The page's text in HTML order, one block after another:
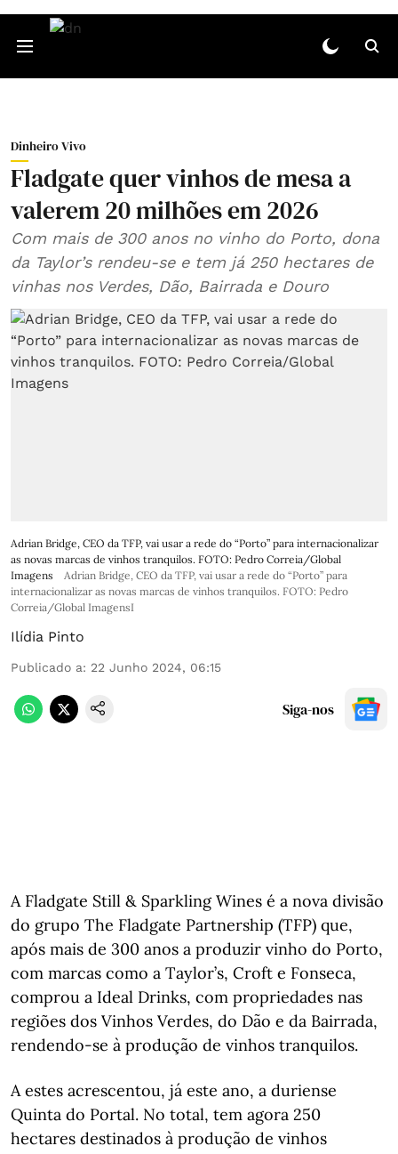
Dinheiro Vivo
Fladgate quer vinhos de mesa a
valerem 20 milhões em 2026
Com mais de 300 anos no vinho do Porto, dona
da Taylor’s rendeu-se e tem já 250 hectares de
vinhas nos Verdes, Dão, Bairrada e Douro
Adrian Bridge, CEO da TFP, vai usar a rede do “Porto” para internacionalizar
as novas marcas de vinhos tranquilos. FOTO: Pedro Correia/Global
Imagens
Adrian Bridge, CEO da TFP, vai usar a rede do “Porto” para
internacionalizar as novas marcas de vinhos tranquilos. FOTO: Pedro
Correia/Global ImagensI
Ilídia Pinto
Publicado a: 22 Junho 2024, 06:15
Siga-nos
A Fladgate Still & Sparkling Wines é a nova divisão
do grupo The Fladgate Partnership (TFP) que,
após mais de 300 anos a produzir vinho do Porto,
com marcas como a Taylor’s, Croft e Fonseca,
comprou a Ideal Drinks, com propriedades nas
regiões dos Vinhos Verdes, do Dão e da Bairrada,
rendendo-se à produção de vinhos tranquilos.
A estes acrescentou, já este ano, a duriense
Quinta do Portal. No total, tem agora 250
hectares destinados à produção de vinhos